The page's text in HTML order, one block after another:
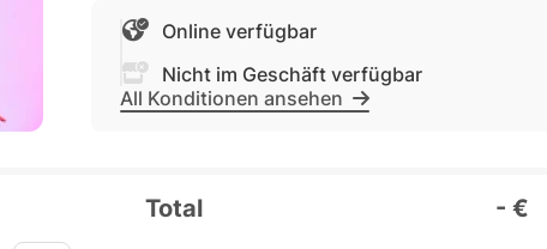
Nicht im Geschäft verfügbar
Online verfügbar
All Konditionen ansehen
Total - €